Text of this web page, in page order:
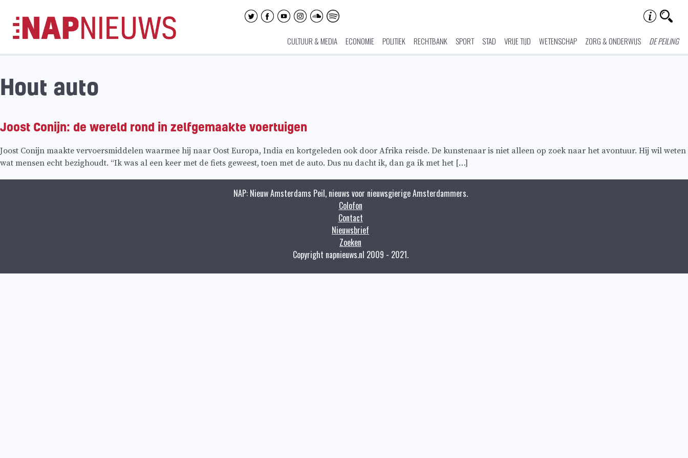
naar
inhoud
CULTUUR & MEDIA ECONOMIE POLITIEK RECHTBANK SPORT STAD VRIJE TIJD WETENSCHAP ZORG & ONDERWIJS DE PEILING
Hout auto
Joost Conijn: de wereld rond in zelfgemaakte voertuigen
Joost Conijn maakte vervoersmiddelen waarmee hij naar Oost Europa, India en kortgeleden ook door Afrika reisde. De kunstenaar is niet alleen op zoek naar het avontuur. Hij wil weten
wat mensen echt bezighoudt. “Ik was al een keer met de fiets geweest, toen met de auto. Dus nu dacht ik, dan ga ik met het […]
NAP: Nieuw Amsterdams Peil, nieuws voor nieuwsgierige Amsterdammers.
Colofon
Contact
Nieuwsbrief
Zoeken
Copyright napnieuws.nl 2009 - 2021.